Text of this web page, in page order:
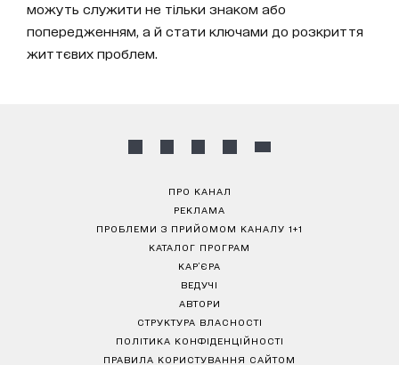
можуть служити не тільки знаком або
попередженням, а й стати ключами до розкриття
життєвих проблем.
ПРО КАНАЛ
РЕКЛАМА
ПРОБЛЕМИ З ПРИЙОМОМ КАНАЛУ 1+1
КАТАЛОГ ПРОГРАМ
КАР’ЄРА
ВЕДУЧІ
АВТОРИ
СТРУКТУРА ВЛАСНОСТІ
ПОЛІТИКА КОНФІДЕНЦІЙНОСТІ
ПРАВИЛА КОРИСТУВАННЯ САЙТОМ